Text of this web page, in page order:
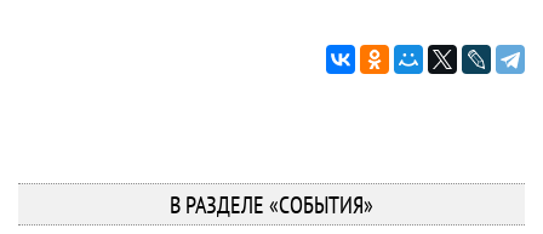
В РАЗДЕЛЕ «СОБЫТИЯ»